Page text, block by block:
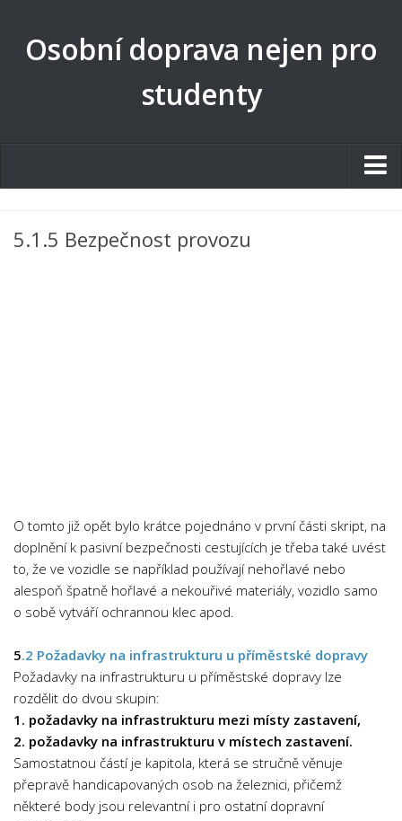
Osobní doprava nejen pro
studenty
Tematické okruhy
Ekologie
Ekonomie
Fyzika
Jazyky
Management
Marketing
Němčina
Občanská nauka
Pedagogika
5.1.5 Bezpečnost provozu
O tomto již opět bylo krátce pojednáno v první části skript, na
doplnění k pasivní bezpečnosti cestujících je třeba také uvést
to, že ve vozidle se například používají nehořlavé nebo
alespoň špatně hořlavé a nekouřivé materiály, vozidlo samo
o sobě vytváří ochrannou klec apod.
5.2 Požadavky na infrastrukturu u příměstské dopravy
Požadavky na infrastrukturu u příměstské dopravy lze
rozdělit do dvou skupin:
1. požadavky na infrastrukturu mezi místy zastavení,
2. požadavky na infrastrukturu v místech zastavení.
Samostatnou částí je kapitola, která se stručně věnuje
přepravě handicapovaných osob na železnici, přičemž
některé body jsou relevantní i pro ostatní dopravní